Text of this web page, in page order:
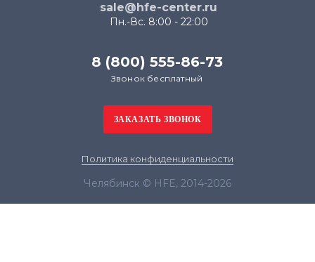
sale@hfe-center.ru
Пн.-Вс. 8:00 - 22:00
8 (800) 555-86-73
Звонок бесплатный
Политика конфиденциальности
Челябинск © HFE, 2014-2026